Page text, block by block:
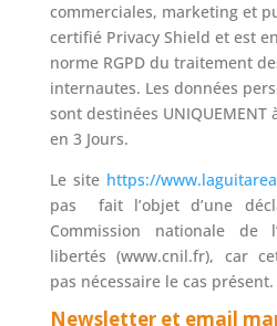
commerciales, marketing et
certifié Privacy Shield et est
norme RGPD du traitement
internautes. Les données
sont destinées UNIQUEMENT
en 3 Jours.
Le site https://
pas fait l’objet d’une
Commission nationale de
libertés (www.cnil.fr), car
pas nécessaire le cas présent.
Newsletter et email